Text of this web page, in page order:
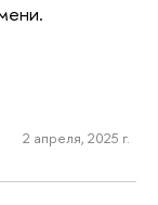
2 апреля, 2025 г.